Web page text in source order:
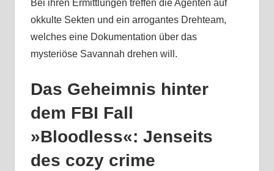
Bei ihren Ermittlungen treffen die Agenten auf
okkulte Sekten und ein arrogantes Drehteam,
welches eine Dokumentation über das
mysteriöse Savannah drehen will.
Das Geheimnis hinter
dem FBI Fall
»Bloodless«: Jenseits
des cozy crime